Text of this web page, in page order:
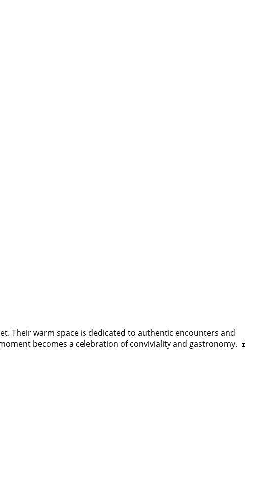
Their warm space is dedicated to authentic encounters and
becomes a celebration of conviviality and gastronomy. 🍷